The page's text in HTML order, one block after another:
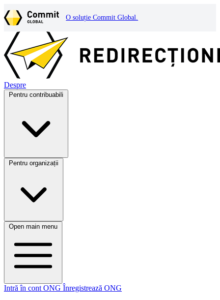
O soluție Commit Global.
Despre
Pentru contribuabili
Pentru organizații
Open main menu
Intră în cont ONG Înregistrează ONG